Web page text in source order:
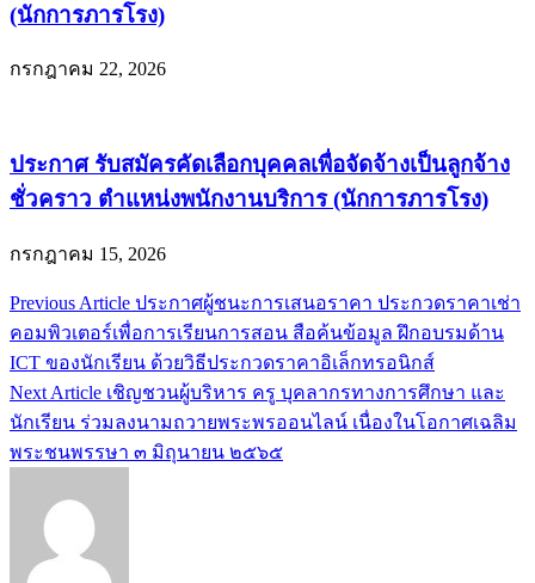
(นักการภารโรง)
กรกฎาคม 22, 2026
ประกาศ รับสมัครคัดเลือกบุคคลเพื่อจัดจ้างเป็นลูกจ้าง
ชั่วคราว ตำแหน่งพนักงานบริการ (นักการภารโรง)
กรกฎาคม 15, 2026
แนะแนว
เรื่อง
Previous Article ประกาศผู้ชนะการเสนอราคา ประกวดราคาเช่า
คอมพิวเตอร์เพื่อการเรียนการสอน สือค้นข้อมูล ฝึกอบรมด้าน
ICT ของนักเรียน ด้วยวิธีประกวดราคาอิเล็กทรอนิกส์
Next Article เชิญชวนผู้บริหาร ครู บุคลากรทางการศึกษา และ
นักเรียน ร่วมลงนามถวายพระพรออนไลน์ เนื่องในโอกาศเฉลิม
พระชนพรรษา ๓ มิถุนายน ๒๕๖๕